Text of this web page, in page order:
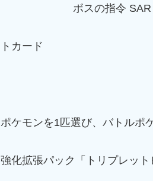
ボスの指令 SAR
カード
ケモンを1匹選び、バトルポ
化拡張パック「トリプレット